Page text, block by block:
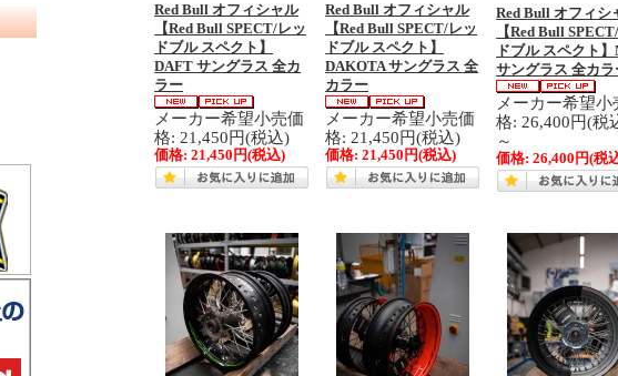
Red Bull オフィシャル
【Red Bull SPECT/レッ
ドブル スペクト】
DAFT サングラス 全カ
ラー
メーカー希望小売価
格: 21,450円(税込)
価格:21,450円(税込)
Red Bull オフィシャル
【Red Bull SPECT/レッ
ドブル スペクト】
DAKOTA サングラス 全
カラー
メーカー希望小売価
格: 21,450円(税込)
価格:21,450円(税込)
Red Bull オフィシ
【Red Bull
ドブル スペクト
サングラス 全カラ
メーカー希望小
格: 26,400円(税
～
価格:26,400円(税